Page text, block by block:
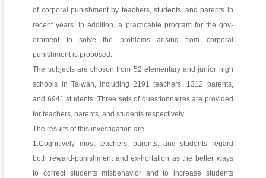
of corporal punishment by teachers, students, and parents in
recent years. In addition, a practicable program for the gov-
ernment to solve the problems arising from corporal
punishment is proposed.
The subjects are choson from 52 elementary and junior high
schools in Taiwan, including 2191 teachers, 1312 parents,
and 6941 students. Three sets of questionnaires are provided
for teachers, parents, and students respectively.
The results of this investigation are:
1.Cognitively most teachers, parents, and students regard
both reward-punishment and ex-hortation as the better ways
to correct students misbehavior and to increase students